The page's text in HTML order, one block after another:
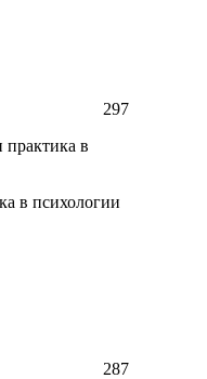
297
в психологии
287